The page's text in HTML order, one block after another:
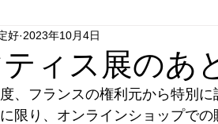
雑感 PFデータ割引
値上げ 年賀状 生米パンづく
ィス展のあ
好 2023年10月4日
、フランスの権利元から特別に
限り、オンラインショップでの